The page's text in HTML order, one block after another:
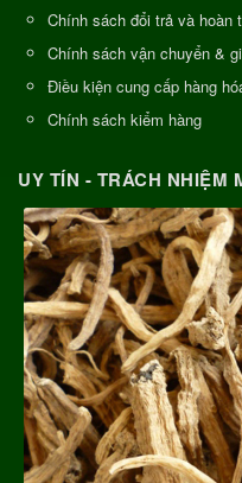
Chính sách đổi trả và hoàn
Chính sách vận chuyển &
Điều kiện cung cấp hàng
Chính sách kiểm hàng
UY TÍN - TRÁCH NHIỆM